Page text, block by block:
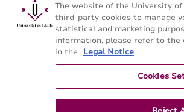
The website of the University
third-party cookies to manage
statistical and marketing
information, please refer to the
in the
Legal Notice
Cookies